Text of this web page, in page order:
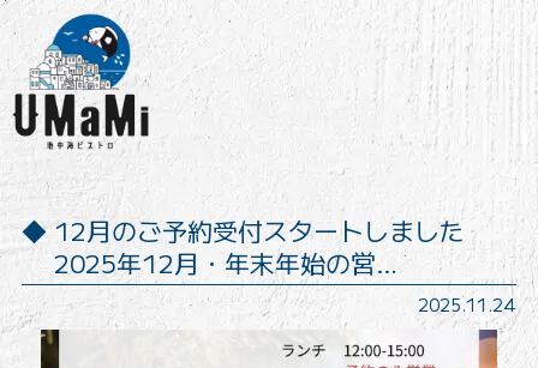
12月のご予約受付スタートしました
2025年12月・年末年始の営…
2025.11.24